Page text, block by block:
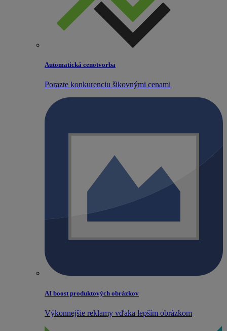
Automatická cenotvorba
Porazte konkurenciu šikovnými cenami
AI boost produktových obrázkov
Výkonnejšie reklamy vďaka lepším obrázkom